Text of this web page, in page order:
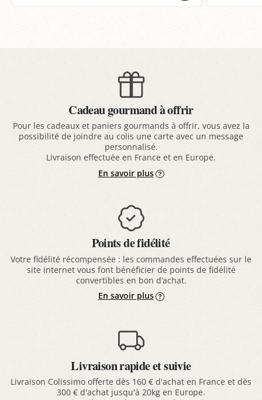
Cadeau gourmand à offrir
Pour les cadeaux et paniers gourmands à offrir, vous avez la
possibilité de joindre au colis une carte avec un message
personnalisé.
Livraison effectuée en France et en Europe.
En savoir plus
Points de fidélité
Votre fidélité récompensée : les commandes effectuées sur le
site internet vous font bénéficier de points de fidélité
convertibles en bon d’achat.
En savoir plus
Livraison rapide et suivie
Livraison Colissimo offerte dès 160 € d'achat en France et dès
300 € d'achat jusqu'à 20kg en Europe.